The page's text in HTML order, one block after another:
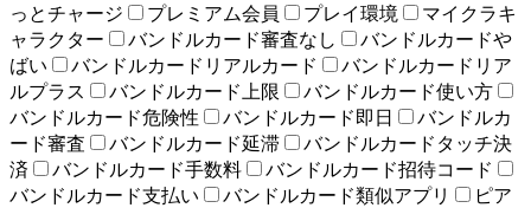
っとチャージ
プレミアム会員 プレイ環境
マイクラキ
ャラクター
バンドルカード審査なし
バンドルカードや
ばい
バンドルカードリアルカード
バンドルカードリア
ルプラス
バンドルカード上限
バンドルカード使い方
バンドルカード危険性
バンドルカード即日
バンドルカ
ード審査
バンドルカード延滞
バンドルカードタッチ決
済
バンドルカード手数料
バンドルカード招待コード
バンドルカード支払い
バンドルカード類似アプリ
ピア